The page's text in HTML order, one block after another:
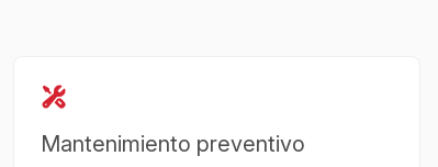
Mantenimiento preventivo